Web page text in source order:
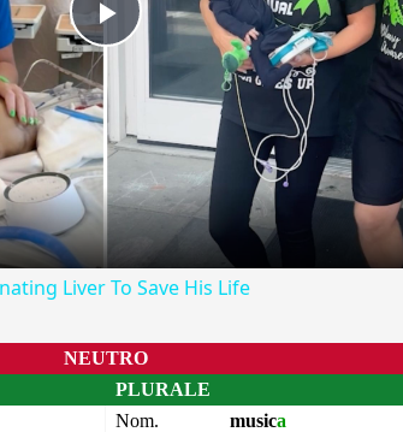
Play
Video
Liver To Save His Life
NEUTRO
PLURALE
Nom.
musica